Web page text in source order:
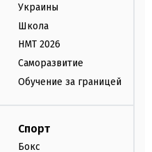
Украины
Школа
НМТ 2026
Саморазвитие
Обучение за границей
Спорт
Бокс